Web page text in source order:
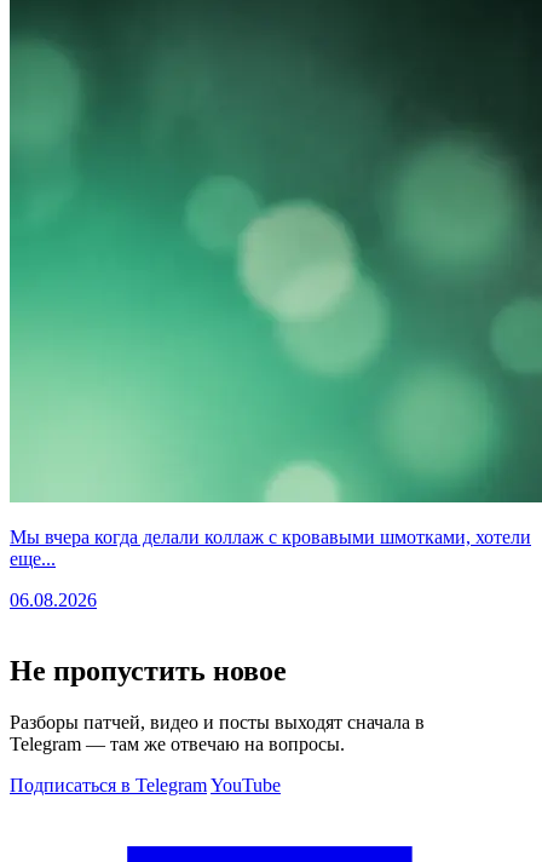
Мы вчера когда делали коллаж с кровавыми шмотками, хотели
еще...
06.08.2026
Не пропустить новое
Разборы патчей, видео и посты выходят сначала в
Telegram — там же отвечаю на вопросы.
Подписаться в TelegramYouTube